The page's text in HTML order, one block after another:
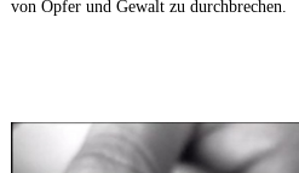
von Opfer und Gewalt zu durchbrechen.